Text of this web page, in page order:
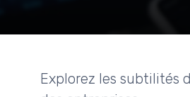
Explorez les subtilités